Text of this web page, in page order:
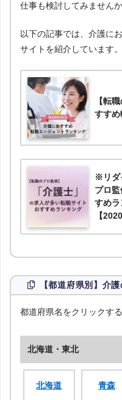
仕事も検討してみません
以下の記事では、介護に
サイトを紹介しています。
【転
すす
※リダ
プロ
すめ
【
【都道府県別】介
都道府県名をクリックす
北海道・東北
北海道 青森